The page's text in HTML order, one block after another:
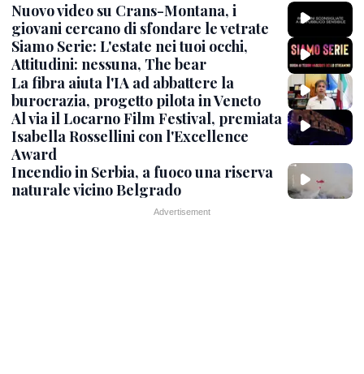
Nuovo video su Crans-Montana, i
giovani cercano di sfondare le vetrate
Siamo Serie: L'estate nei tuoi occhi,
Attitudini: nessuna, The bear
La fibra aiuta l'IA ad abbattere la
burocrazia, progetto pilota in Veneto
Al via il Locarno Film Festival, premiata
Isabella Rossellini con l'Excellence
Award
Incendio in Serbia, a fuoco una riserva
naturale vicino Belgrado